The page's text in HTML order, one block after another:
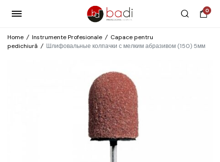
0
Home / Instrumente Profesionale / Capace pentru
pedichiură / Шлифовальные колпачки с мелким абразивом (150) 5мм